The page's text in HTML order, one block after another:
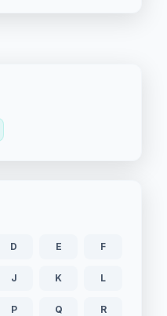
D E F
J K L
P Q R